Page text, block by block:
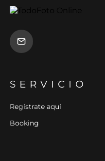
SERVICIO
Regístrate aquí
Booking